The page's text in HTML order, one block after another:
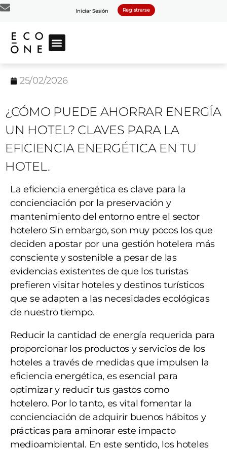
Iniciar Sesión Registrarse
25/02/2026
¿CÓMO PUEDE AHORRAR ENERGÍA
UN HOTEL? CLAVES PARA LA
EFICIENCIA ENERGÉTICA EN TU
HOTEL.
La eficiencia energética es clave para la
concienciación por la preservación y
mantenimiento del entorno entre el sector
hotelero Sin embargo, son muy pocos los que
deciden apostar por una gestión hotelera más
consciente y sostenible a pesar de las
evidencias existentes de que los turistas
prefieren visitar hoteles y destinos turísticos
que se adapten a las necesidades ecológicas
de nuestro tiempo.
Reducir la cantidad de energía requerida para
proporcionar los productos y servicios de los
hoteles a través de medidas que impulsen la
eficiencia energética, es esencial para
optimizar y reducir tus gastos como
hotelero. Por lo tanto, es vital fomentar la
concienciación de adquirir buenos hábitos y
prácticas para aminorar este impacto
medioambiental. En este sentido, los hoteles